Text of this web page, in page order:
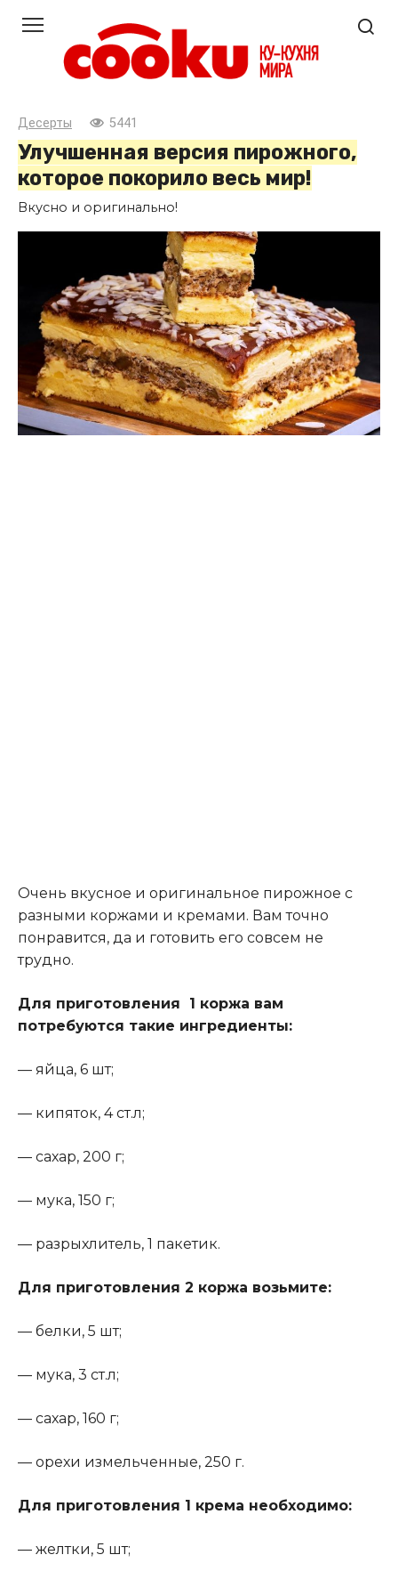
контенту
Десерты 5441
Улучшенная версия пирожного,
которое покорило весь мир!
Вкусно и оригинально!
Очень вкусное и оригинальное пирожное с
разными коржами и кремами. Вам точно
понравится, да и готовить его совсем не
трудно.
Для приготовления 1 коржа вам
потребуются такие ингредиенты:
— яйца, 6 шт;
— кипяток, 4 ст.л;
— сахар, 200 г;
— мука, 150 г;
— разрыхлитель, 1 пакетик.
Для приготовления 2 коржа возьмите:
— белки, 5 шт;
— мука, 3 ст.л;
— сахар, 160 г;
— орехи измельченные, 250 г.
Для приготовления 1 крема необходимо:
— желтки, 5 шт;